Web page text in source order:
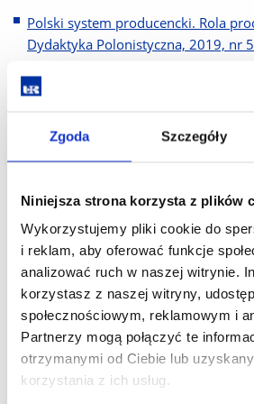
Zgoda Szczegóły
Niniejsza strona korzysta z plików
Wykorzystujemy pliki cookie do
i reklam, aby oferować funkcje
analizować ruch w naszej witrynie.
korzystasz z naszej witryny,
społecznościowym, reklamowym i
Partnerzy mogą połączyć te
otrzymanymi od Ciebie lub
korzystania z ich usług.
Polski system producencki. Rola
Dydaktyka Polonistyczna, 2019, nr
Obraz i dźwięk w fabularyzowanym
przykładzie filmu Bronisław
metody badań nad mediami. T. 2 /
Hofman i Danuty Kępy-Figury.
Hanna Krall : games with identity
Subtenant. - Vìsnik L'vìvs'kogo
žurnalìstika, 2018, vip. 43, s. 108-
Sztuka pisania reportaży. Z
wykładowczyni przedmiotów
Dydaktyka Polonistyczna, 2018, nr
[współaut.] Filip G, Słabczyński R